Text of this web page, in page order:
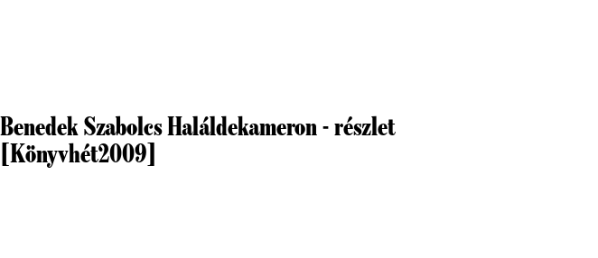
Benedek Szabolcs Haláldekameron - részlet
[Könyvhét2009]